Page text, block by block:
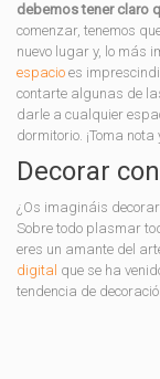
debemos tener claro
comenzar, tenemos
nuevo lugar y, lo más
espacio es
contarte algunas de
darle a cualquier
dormitorio. ¡Toma
Decorar
¿Os imagináis
Sobre todo plasmar
eres un amante del
digital que se ha
tendencia de